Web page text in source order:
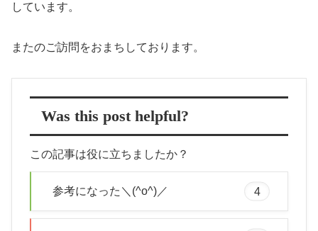
しています。
またのご訪問をおまちしております。
Was this post helpful?
この記事は役に立ちましたか？
参考になった＼(^o^)／ 4